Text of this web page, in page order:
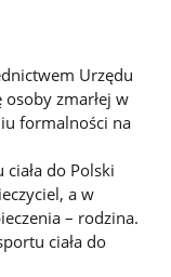
Urzędu
zmarłej w
formalności na
do Polski
a w
– rodzina.
ciała do